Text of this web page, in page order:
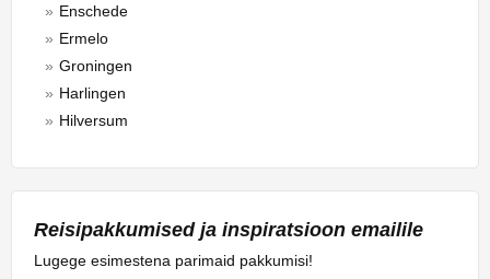
Enschede
Ermelo
Groningen
Harlingen
Hilversum
Lelystad
Maastricht
Reisipakkumised ja inspiratsioon emailile
Lugege esimestena parimaid pakkumisi!